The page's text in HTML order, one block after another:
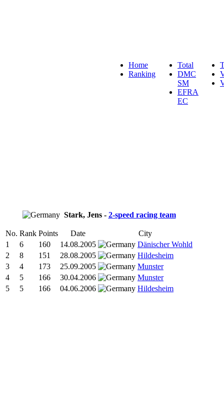
Home
Ranking
Total
DMC
SM
EFRA
EC
Stark, Jens - 2-speed racing team
No. Rank Points Date
City
1
6 160 14.08.2005
Dänischer Wohld
2
8 151 28.08.2005
Hildesheim
3
4 173 25.09.2005
Munster
4
5 166 30.04.2006
Munster
5
5 166 04.06.2006 Hildesheim